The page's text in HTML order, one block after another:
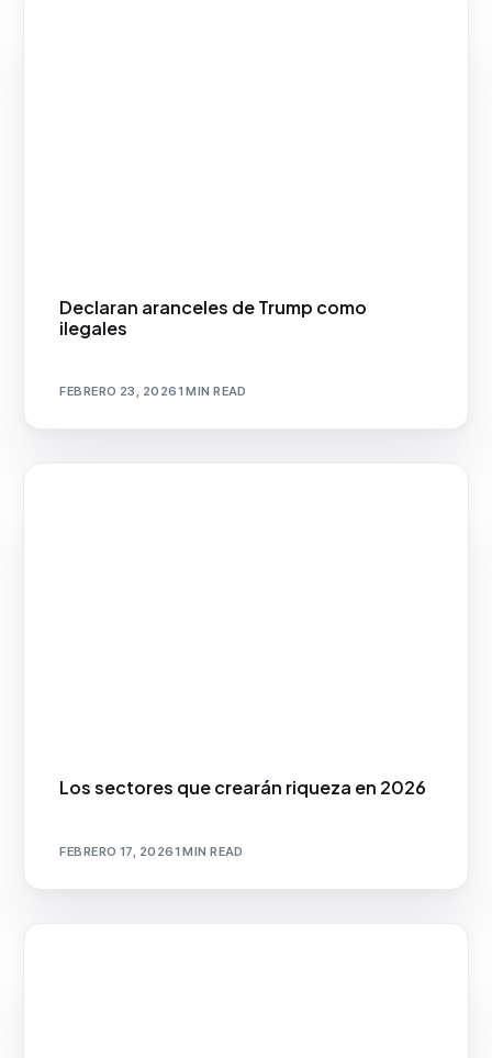
Declaran aranceles de Trump como
ilegales
FEBRERO 23, 20261 MIN READ
Los sectores que crearán riqueza en 2026
FEBRERO 17, 20261 MIN READ